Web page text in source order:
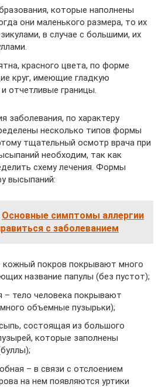
которые наполнены
они маленького размера, то их
в случае с большими, их
красного цвета, по форме
круг, имеющие гладкую
отчетливые границы.
заболевания, по характеру
несколько типов формы
тщательный осмотр врача при
необходим, так как
схему лечения. Формы
высыпаний:
Основные симптомы аллергии
с заболеванием
кожный покров покрывают много
название папулы (без пустот);
– тело человека покрывают
объемные пузырьки);
состоящая из большого
которые заполнены
– в связи с отслоением
на нем появляются уртики